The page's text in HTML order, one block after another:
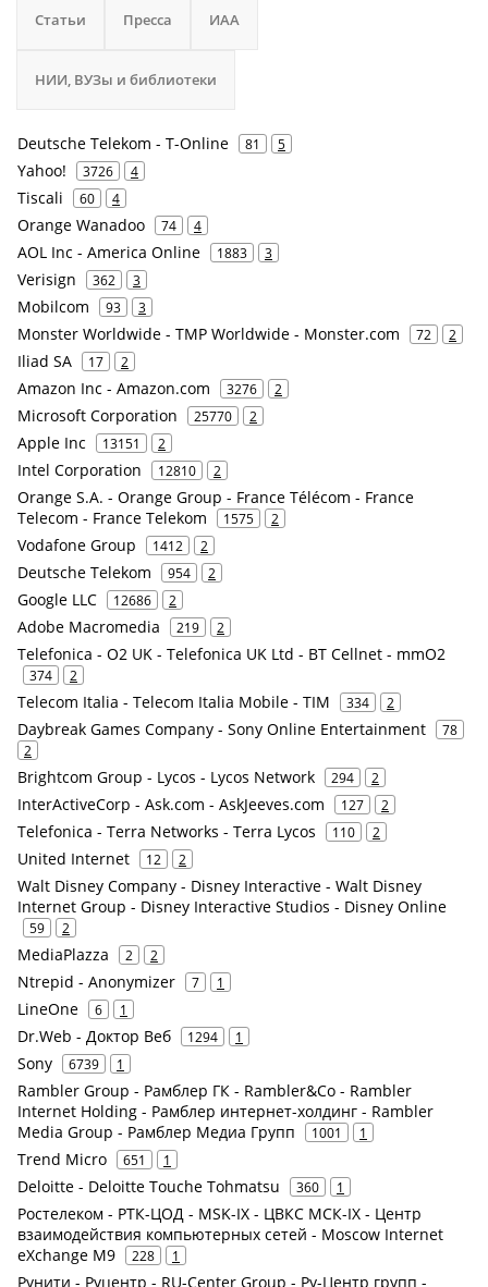
Статьи Пресса ИАА
НИИ, ВУЗы и библиотеки
Deutsche Telekom - T-Online 81 5
Yahoo! 3726 4
Tiscali 60 4
Orange Wanadoo 74 4
AOL Inc - America Online 1883 3
Verisign 362 3
Mobilcom 93 3
Monster Worldwide - TMP Worldwide - Monster.com 72 2
Iliad SA 17 2
Amazon Inc - Amazon.com 3276 2
Microsoft Corporation 25770 2
Apple Inc 13151 2
Intel Corporation 12810 2
Orange S.A. - Orange Group - France Télécom - France
Telecom - France Telekom
1575 2
Vodafone Group 1412 2
Deutsche Telekom 954 2
Google LLC 12686 2
Adobe Macromedia 219 2
Telefonica - O2 UK - Telefonica UK Ltd - BT Cellnet - mmO2
374 2
Telecom Italia - Telecom Italia Mobile - TIM 334 2
Daybreak Games Company - Sony Online Entertainment
78
2
Brightcom Group - Lycos - Lycos Network 294 2
InterActiveCorp - Ask.com - AskJeeves.com 127 2
Telefonica - Terra Networks - Terra Lycos 110 2
United Internet 12 2
Walt Disney Company - Disney Interactive - Walt Disney
Internet Group - Disney Interactive Studios - Disney Online
59 2
MediaPlazza 2 2
Ntrepid - Anonymizer 7 1
LineOne 6 1
Dr.Web - Доктор Веб 1294 1
Sony 6739 1
Rambler Group - Рамблер ГК - Rambler&Co - Rambler
Internet Holding - Рамблер интернет-холдинг - Rambler
Media Group - Рамблер Медиа Групп
1001 1
Trend Micro 651 1
Deloitte - Deloitte Touche Tohmatsu 360 1
Ростелеком - РТК-ЦОД - MSK-IX - ЦВКС МСК-IX - Центр
взаимодействия компьютерных сетей - Moscow Internet
eXchange M9
228 1
Рунити - Руцентр - RU-Center Group - Ру-Центр групп -